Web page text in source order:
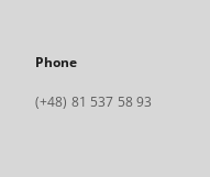
Phone
(+48) 81 537 58 93